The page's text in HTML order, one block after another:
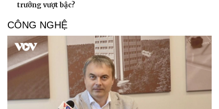
trưởng vượt bậc?
CÔNG NGHỆ